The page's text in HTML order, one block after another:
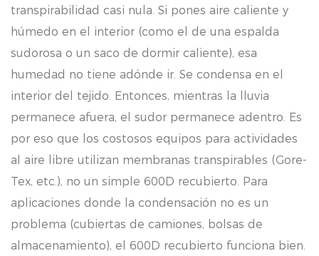
transpirabilidad casi nula. Si pones aire caliente y
húmedo en el interior (como el de una espalda
sudorosa o un saco de dormir caliente), esa
humedad no tiene adónde ir. Se condensa en el
interior del tejido. Entonces, mientras la lluvia
permanece afuera, el sudor permanece adentro. Es
por eso que los costosos equipos para actividades
al aire libre utilizan membranas transpirables (Gore-
Tex, etc.), no un simple 600D recubierto. Para
aplicaciones donde la condensación no es un
problema (cubiertas de camiones, bolsas de
almacenamiento), el 600D recubierto funciona bien.